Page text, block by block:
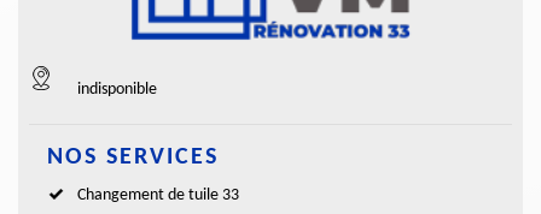
indisponible
NOS SERVICES
Changement de tuile 33